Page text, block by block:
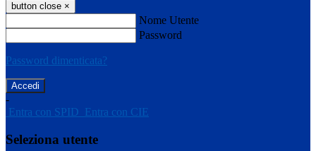
button close ×
Nome Utente
Password
Password dimenticata?
-
Entra con SPID Entra con CIE
Seleziona utente